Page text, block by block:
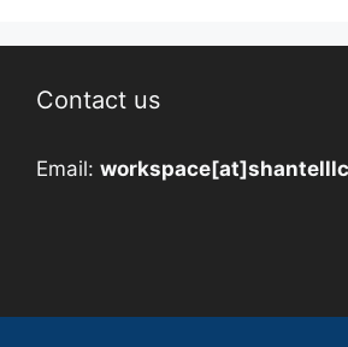
Contact us
Email: